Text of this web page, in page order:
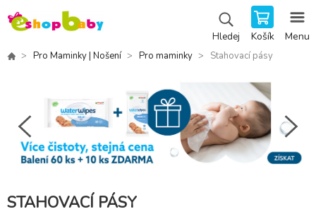
Hledej Košík Menu
Pro Maminky | Nošení Pro maminky Stahovací pásy
STAHOVACÍ PÁSY